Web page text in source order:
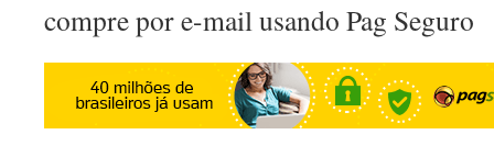
compre por e-mail usando Pag Seguro